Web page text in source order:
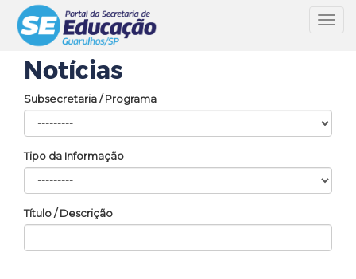
Notícias
Subsecretaria / Programa
Tipo da Informação
Título / Descrição